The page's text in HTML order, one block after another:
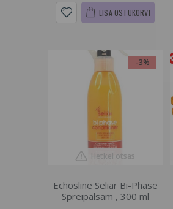
LISA OSTUKORVI
-3%
Hetkel otsas
Echosline Seliar Bi-Phase
Spreipalsam , 300 ml